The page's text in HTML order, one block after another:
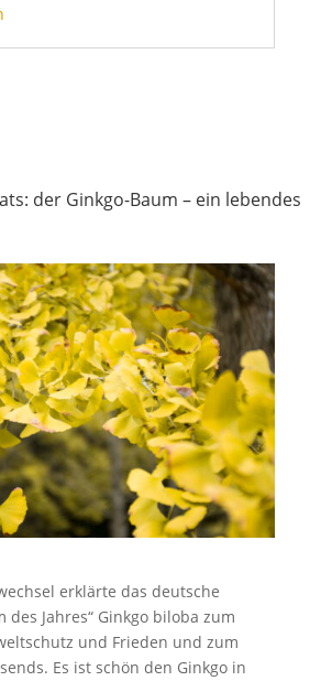
der Ginkgo-Baum – ein lebendes
erklärte das deutsche
des Jahres“ Ginkgo biloba zum
und Frieden und zum
Es ist schön den Ginkgo in